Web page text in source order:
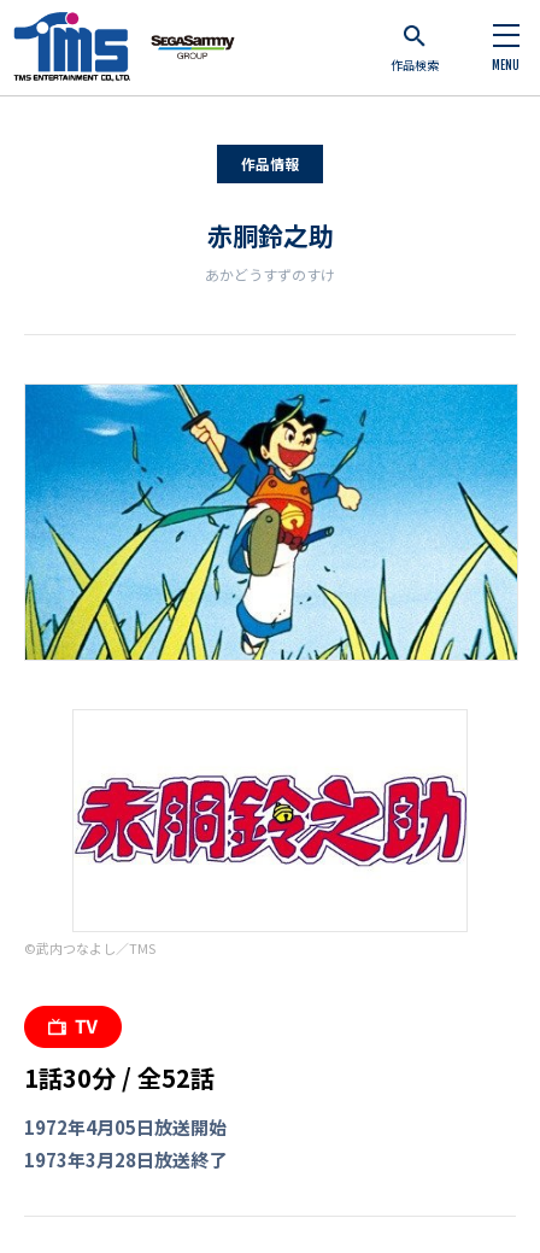
作品検索 MENU
作品情報
赤胴鈴之助
あかどうすずのすけ
©︎武内つなよし／TMS
1話30分 / 全52話
1972年4月05日放送開始
1973年3月28日放送終了